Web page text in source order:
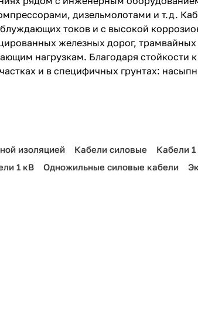
дизельмолотами и т.д.
токов и с высокой
железных дорог,
нагрузкам. Благодаря стойкости
и в специфичных грунтах:
изоляцией Кабели силовые Кабели 1
1 кВ Одножильные силовые кабели